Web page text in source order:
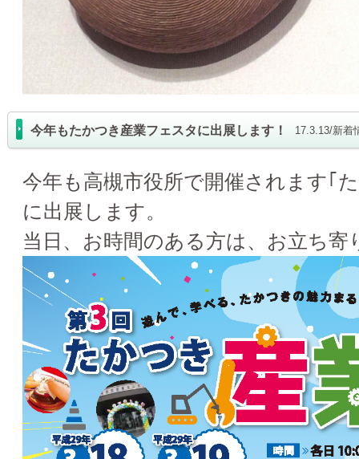
今年もたかつき産業フェスタに出展します！ 17.3.13/新着
今年も高槻市役所で開催されます｢
に出展します。
当日、お時間のある方は、お立ち寄